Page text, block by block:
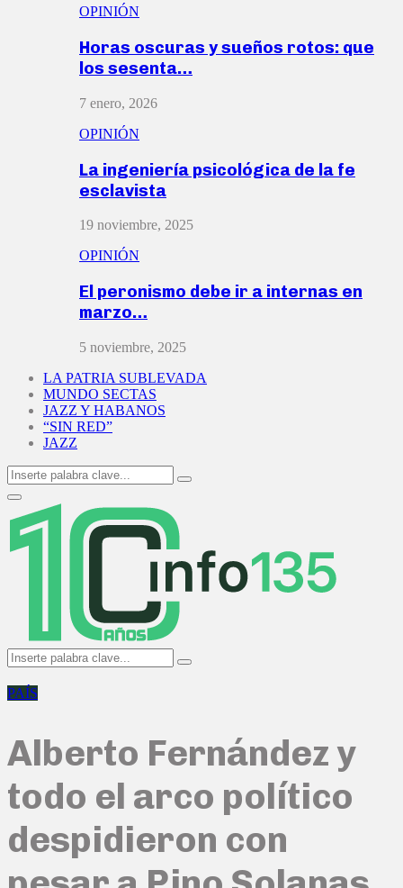
OPINIÓN
Horas oscuras y sueños rotos: que
los sesenta…
7 enero, 2026
OPINIÓN
La ingeniería psicológica de la fe
esclavista
19 noviembre, 2025
OPINIÓN
El peronismo debe ir a internas en
marzo…
5 noviembre, 2025
LA PATRIA SUBLEVADA
MUNDO SECTAS
JAZZ Y HABANOS
“SIN RED”
JAZZ
Search
for:
Search
Primary
Menu
Search
for:
Search
PAÍS
Alberto Fernández y
todo el arco político
despidieron con